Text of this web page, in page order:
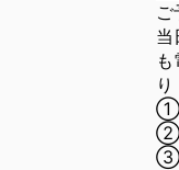
ご
当
り
②
③